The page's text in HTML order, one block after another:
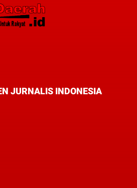
JURNALIS INDONESIA